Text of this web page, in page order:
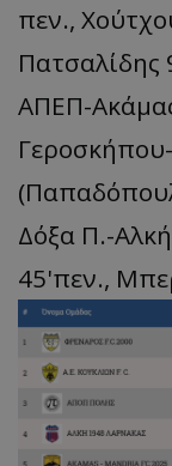
πεν.,
Πατσαλίδης
ΑΠΕΠ-
Δόξα Π.-
45'πεν.,